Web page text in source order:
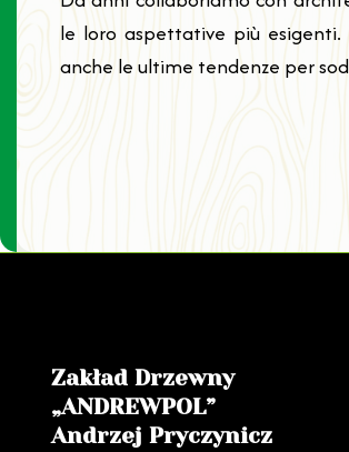
le loro aspettative più esigenti.
anche le ultime tendenze per
Zakład Drzewny
„ANDREWPOL”
Andrzej Pryczynicz